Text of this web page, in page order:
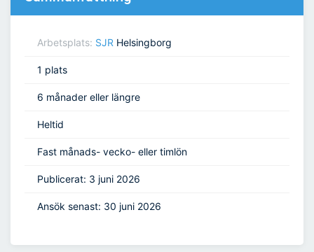
Arbetsplats: SJR Helsingborg
1 plats
6 månader eller längre
Heltid
Fast månads- vecko- eller timlön
Publicerat: 3 juni 2026
Ansök senast: 30 juni 2026